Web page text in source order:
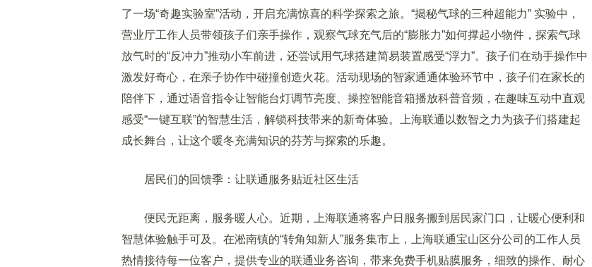
了一场“奇趣实验室”活动，开启充满惊喜的科学探索之旅。“揭秘气球的三种超能力” 实验中，
营业厅工作人员带领孩子们亲手操作，观察气球充气后的“膨胀力”如何撑起小物件，探索气球
放气时的“反冲力”推动小车前进，还尝试用气球搭建简易装置感受“浮力”。孩子们在动手操作中
激发好奇心，在亲子协作中碰撞创造火花。活动现场的智家通通体验环节中，孩子们在家长的
陪伴下，通过语音指令让智能台灯调节亮度、操控智能音箱播放科普音频，在趣味互动中直观
感受“一键互联”的智慧生活，解锁科技带来的新奇体验。上海联通以数智之力为孩子们搭建起
成长舞台，让这个暖冬充满知识的芬芳与探索的乐趣。
居民们的回馈季：让联通服务贴近社区生活
便民无距离，服务暖人心。近期，上海联通将客户日服务搬到居民家门口，让暖心便利和
智慧体验触手可及。在淞南镇的“转角知新人”服务集市上，上海联通宝山区分公司的工作人员
热情接待每一位客户，提供专业的联通业务咨询，带来免费手机贴膜服务，细致的操作、耐心